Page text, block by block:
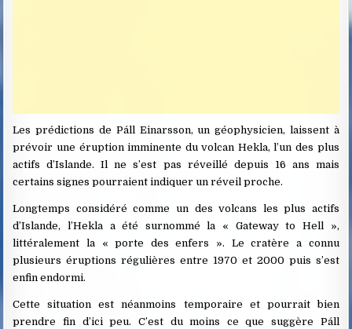
Les prédictions de Páll Einarsson, un géophysicien, laissent à
prévoir une éruption imminente du volcan Hekla, l’un des plus
actifs d’Islande. Il ne s’est pas réveillé depuis 16 ans mais
certains signes pourraient indiquer un réveil proche.
Longtemps considéré comme un des volcans les plus actifs
d’Islande, l’Hekla a été surnommé la « Gateway to Hell »,
littéralement la « porte des enfers ». Le cratère a connu
plusieurs éruptions régulières entre 1970 et 2000 puis s’est
enfin endormi.
Cette situation est néanmoins temporaire et pourrait bien
prendre fin d’ici peu. C’est du moins ce que suggère Páll